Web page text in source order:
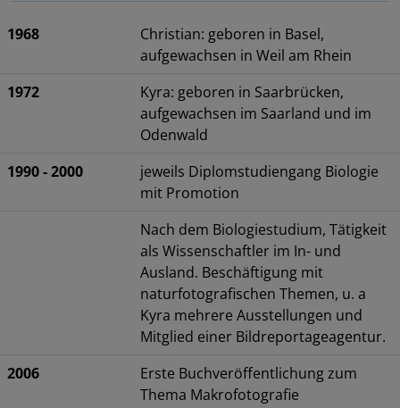
1968
Christian: geboren in Basel,
aufgewachsen in Weil am Rhein
1972
Kyra: geboren in Saarbrücken,
aufgewachsen im Saarland und im
Odenwald
1990 - 2000
jeweils Diplomstudiengang Biologie
mit Promotion
Nach dem Biologiestudium, Tätigkeit
als Wissenschaftler im In- und
Ausland. Beschäftigung mit
naturfotografischen Themen, u. a
Kyra mehrere Ausstellungen und
Mitglied einer Bildreportageagentur.
2006
Erste Buchveröffentlichung zum
Thema Makrofotografie